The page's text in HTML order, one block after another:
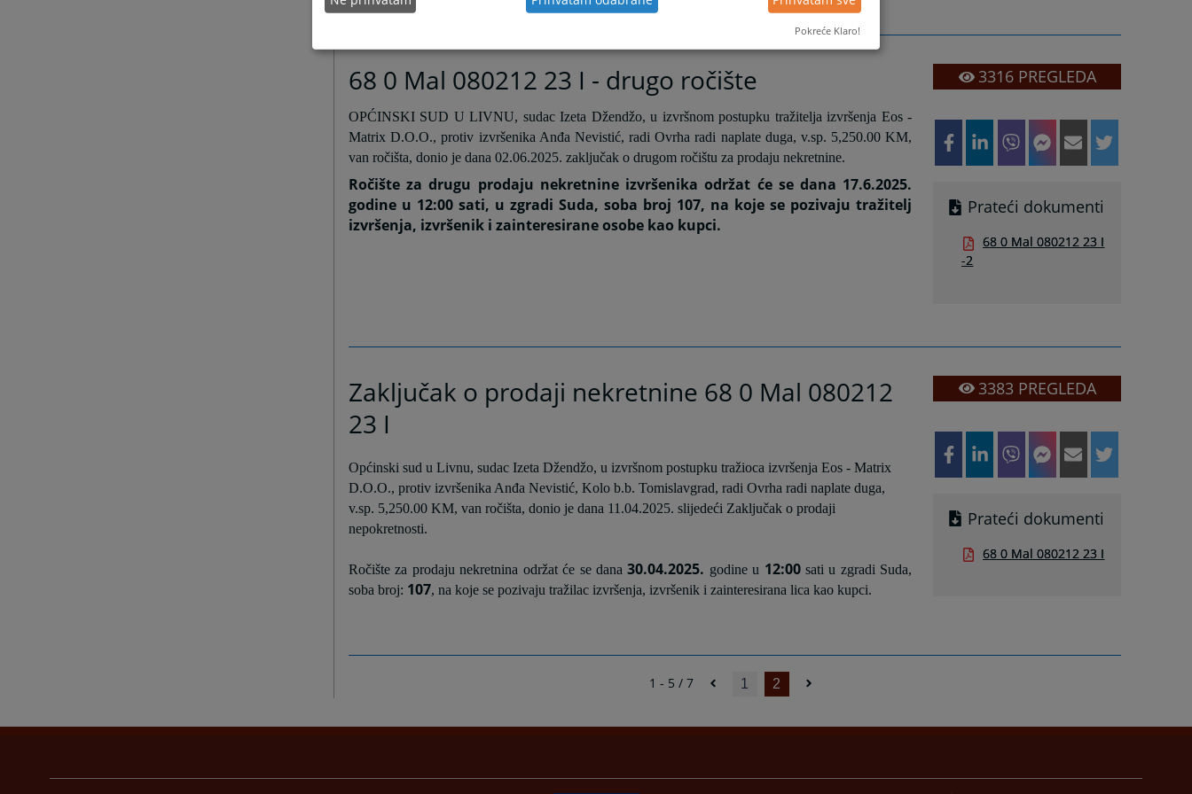
Tomislavgradu, ul. Kralja Zvonimira 34, Tomislavgrad,
68 0 Mal 080212 23 I - drugo ročište
OPĆINSKI SUD U LIVNU, sudac Izeta Džendžo, u izvršnom postupku tražitelja izvršenja Eos -
Matrix D.O.O., protiv izvršenika Anđa Nevistić, radi Ovrha radi naplate duga, v.sp. 5,250.00 KM,
van ročišta, donio je dana 02.06.2025. zaključak o drugom ročištu za prodaju nekretnine.
Ročište za drugu prodaju nekretnine izvršenika održat će se dana 17.6.2025.
godine u 12:00 sati, u zgradi Suda, soba broj 107, na koje se pozivaju tražitelj
izvršenja, izvršenik i zainteresirane osobe kao kupci.
3316PREGLEDA
Prateći dokumenti
68 0 Mal 080212 23 I
-2
Zaključak o prodaji nekretnine 68 0 Mal 080212
23 I
Općinski sud u Livnu, sudac Izeta Džendžo, u izvršnom postupku tražioca izvršenja Eos - Matrix
D.O.O., protiv izvršenika Anđa Nevistić, Kolo b.b. Tomislavgrad, radi Ovrha radi naplate duga,
v.sp. 5,250.00 KM, van ročišta, donio je dana 11.04.2025. slijedeći Zaključak o prodaji
nepokretnosti.
Ročište za prodaju nekretnina održat će se dana30.04.2025. godine u 12:00sati u zgradi Suda,
soba broj: 107, na koje se pozivaju tražilac izvršenja, izvršenik i zainteresirana lica kao kupci.
3383PREGLEDA
Prateći dokumenti
68 0 Mal 080212 23 I
1 - 5 / 7 1 2
Pokreće Klaro!